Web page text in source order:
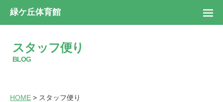
緑ケ丘体育館
スタッフ便り
BLOG
HOME > スタッフ便り